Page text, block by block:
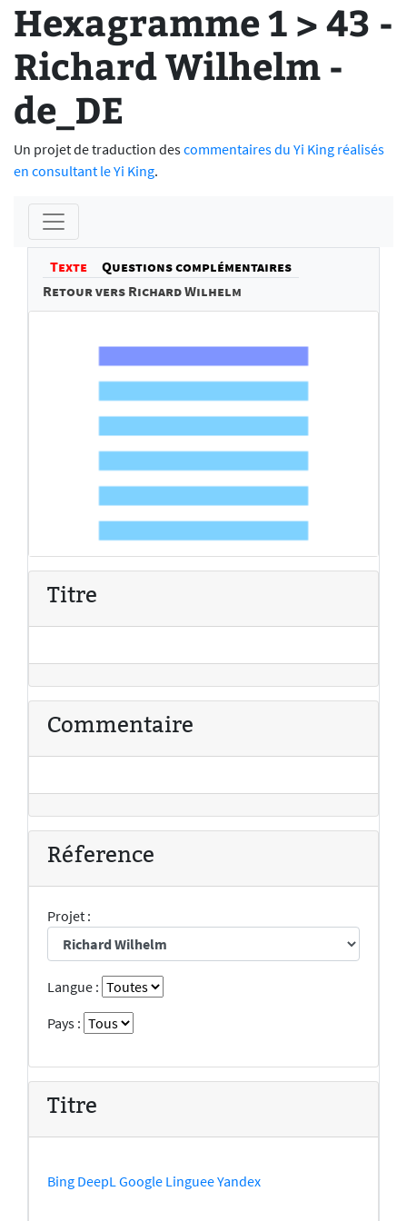
Hexagramme 1 > 43 -
Richard Wilhelm -
de_DE
Un projet de traduction descommentaires du Yi King réalisés
en consultant le Yi King.
Texte
Questions complémentaires
Retour vers Richard Wilhelm
Titre
Commentaire
Réference
Projet :
Langue :
Pays :
Titre
Bing DeepL Google LingueeYandex